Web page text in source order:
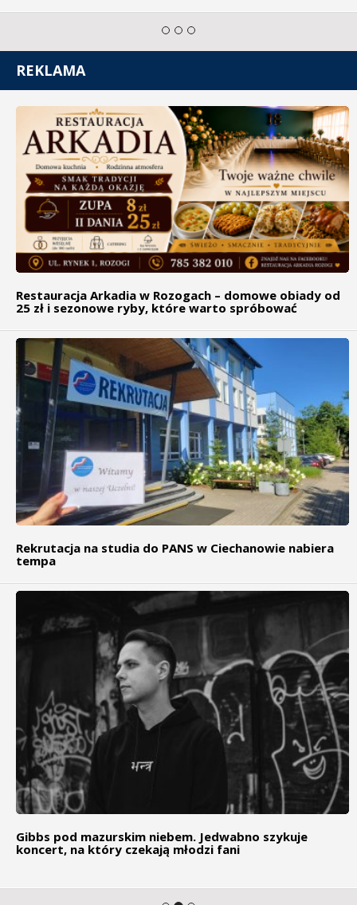
REKLAMA
Restauracja Arkadia w Rozogach – domowe obiady od
25 zł i sezonowe ryby, które warto spróbować
Rekrutacja na studia do PANS w Ciechanowie nabiera
tempa
Gibbs pod mazurskim niebem. Jedwabno szykuje
koncert, na który czekają młodzi fani